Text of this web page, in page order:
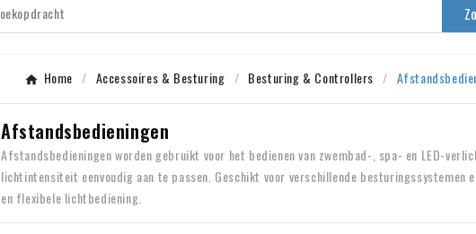
Home Accessoires & Besturing Besturing & Controllers
Afstandsbedieningen
Afstandsbedieningen worden gebruikt voor het bedienen van zwembad-, spa- en LED-
lichtintensiteit eenvoudig aan te passen. Geschikt voor verschillende besturingssystemen
en flexibele lichtbediening.